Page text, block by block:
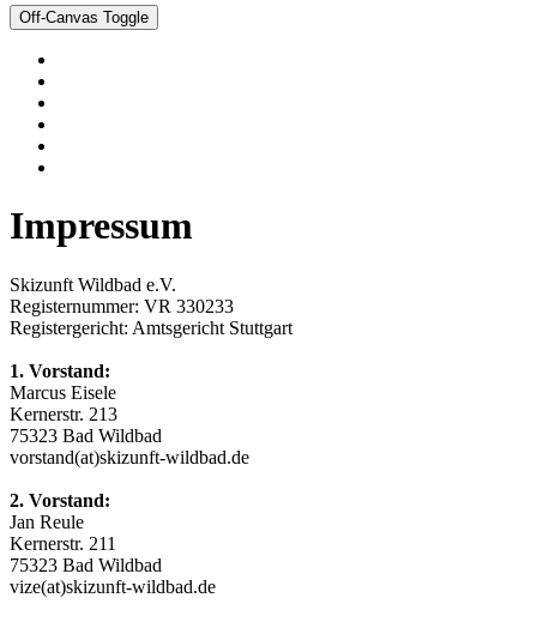
Off-Canvas Toggle
Impressum
Skizunft Wildbad e.V.
Registernummer: VR 330233
Registergericht: Amtsgericht Stuttgart
1. Vorstand:
Marcus Eisele
Kernerstr. 213
75323 Bad Wildbad
vorstand(at)skizunft-wildbad.de
2. Vorstand:
Jan Reule
Kernerstr. 211
75323 Bad Wildbad
vize(at)skizunft-wildbad.de